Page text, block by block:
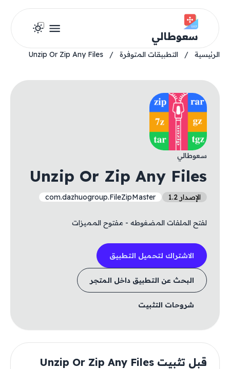
سعوطالي
الرئيسية / التطبيقات المتوفرة /
Unzip Or Zip Any Files
سعوطالي
Unzip Or Zip Any Files
الإصدار 1.2 com.dazhuogroup.FileZipMaster
لفتح الملفات المضغوطه - مفتوح المميزات
الاشتراك لتحميل التطبيق
البحث عن التطبيق داخل المتجر
شروحات التثبيت
قبل تثبيت Unzip Or Zip Any Files